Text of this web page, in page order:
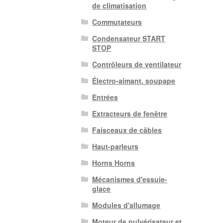
de climatisation
Commutateurs
Condensateur START
STOP
Contrôleurs de ventilateur
Électro-aimant. soupape
Entrées
Extracteurs de fenêtre
Faisceaux de câbles
Haut-parleurs
Horns Horns
Mécanismes d'essuie-
glace
Modules d'allumage